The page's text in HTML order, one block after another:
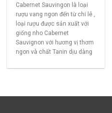
Cabernet Sauvingon là loại
rượu vang ngon đến từ chi lê ,
loại rượu được sản xuất với
giống nho Cabernet
Sauvignon với hương vị thơm
ngon và chất Tanin dịu dàng